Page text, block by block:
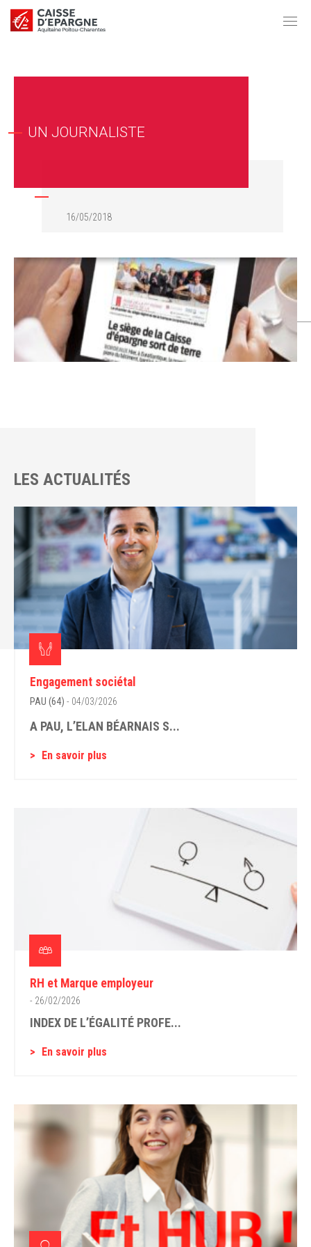
UN JOURNALISTE
16/05/2018
LES ACTUALITÉS
Engagement sociétal
PAU (64) - 04/03/2026
A PAU, L’ELAN BÉARNAIS S...
En savoir plus
RH et Marque employeur
- 26/02/2026
INDEX DE L’ÉGALITÉ PROFE...
En savoir plus